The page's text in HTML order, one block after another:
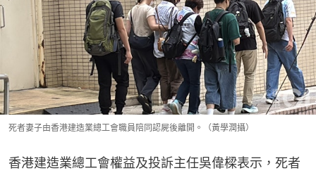
死者妻子由香港建造業總工會職員陪同認屍後離開。（黃學潤攝）
香港建造業總工會權益及投訴主任吳偉樑表示，死者